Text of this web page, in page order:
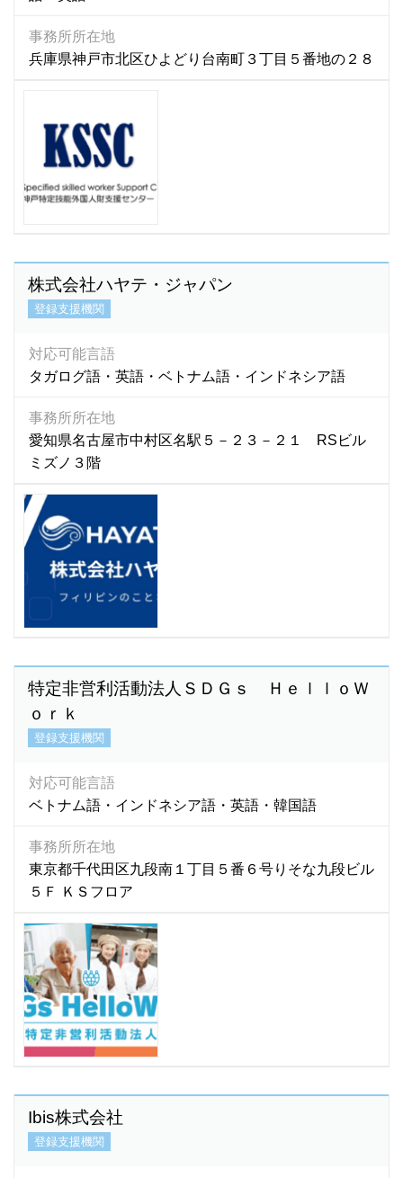
フィンランド語
ブータン語 (3)
フランス語
(52)
ヘブライ語 (0)
ベトナム語 (7,186)
ペルシャ語 (3)
ベンガル語 (282)
ポルトガル語
マダガスカル語
マラティ語 (1)
マラヤラム語
マルバリ語 (1)
マレーシア語
ミャンマー語
ミャンマ－語 (3)
モンゴル語 (580)
(1)
ラーオ語 (1)
ルーマニア語 (1)
ロシア語
英語 (5,895)
広東語 (16)
四川語
上海語 (3)
台湾語 (43)
中国語 (4,421)
日本語 (7)
福建語
(0)
北京語 (19)
事務所所在地
兵庫県神戸市北区ひよどり台南町３丁目５番地の２８
株式会社ハヤテ・ジャパン
登録支援機関
対応可能言語
タガログ語・英語・ベトナム語・インドネシア語
事務所所在地
愛知県名古屋市中村区名駅５－２３－２１ RSビル
ミズノ３階
特定非営利活動法人ＳＤＧｓ ＨｅｌｌｏＷ
ｏｒｋ
登録支援機関
対応可能言語
ベトナム語・インドネシア語・英語・韓国語
事務所所在地
東京都千代田区九段南１丁目５番６号りそな九段ビル
５Ｆ ＫＳフロア
Ibis株式会社
登録支援機関